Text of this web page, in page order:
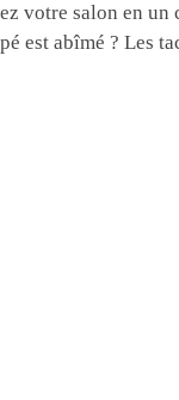
votre salon en
est abîmé ? Les